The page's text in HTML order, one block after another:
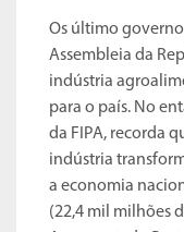
Os último
Assembleia da
indústria
para o país. No
da FIPA, recorda
indústria
a economia
(22,4 mil milhões